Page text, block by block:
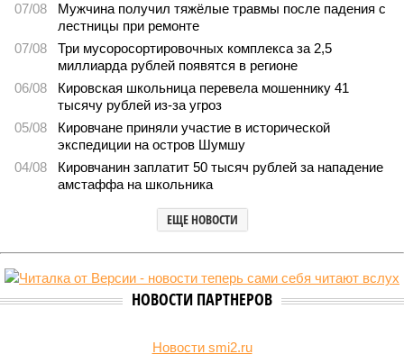
07/08
Мужчина получил тяжёлые травмы после падения с
лестницы при ремонте
07/08
Три мусоросортировочных комплекса за 2,5
миллиарда рублей появятся в регионе
06/08
Кировская школьница перевела мошеннику 41
тысячу рублей из-за угроз
05/08
Кировчане приняли участие в исторической
экспедиции на остров Шумшу
04/08
Кировчанин заплатит 50 тысяч рублей за нападение
амстаффа на школьника
ЕЩЕ НОВОСТИ
НОВОСТИ ПАРТНЕРОВ
Новости smi2.ru